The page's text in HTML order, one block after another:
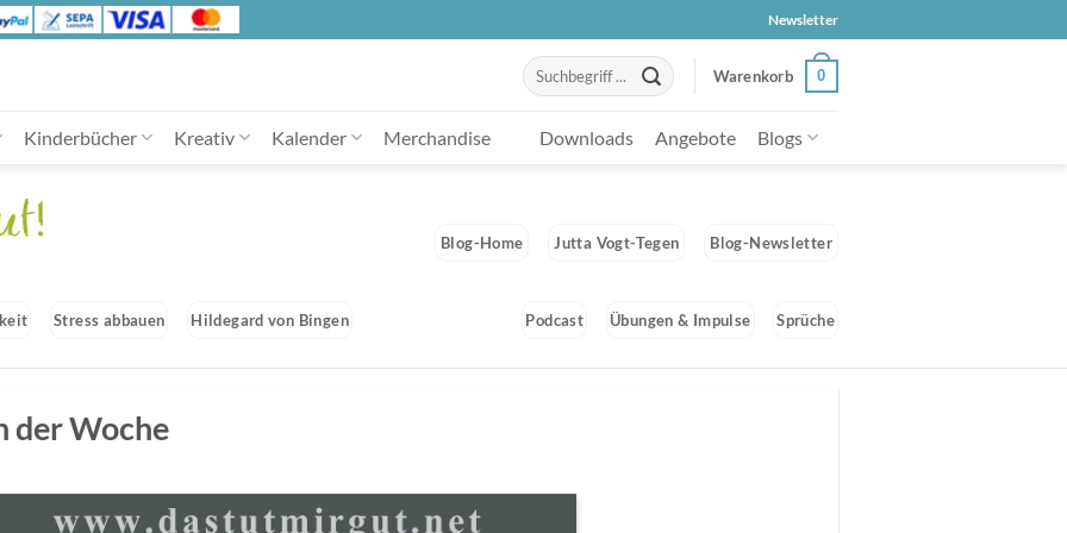
Newsletter
Suche
nach:
Warenkorb 0
Kinderbücher Kreativ Kalender Merchandise Downloads Angebote Blogs
Blog-Home Jutta Vogt-Tegen Blog-Newsletter
Stress abbauen Hildegard von Bingen Podcast Übungen & Impulse Sprüche
der Woche